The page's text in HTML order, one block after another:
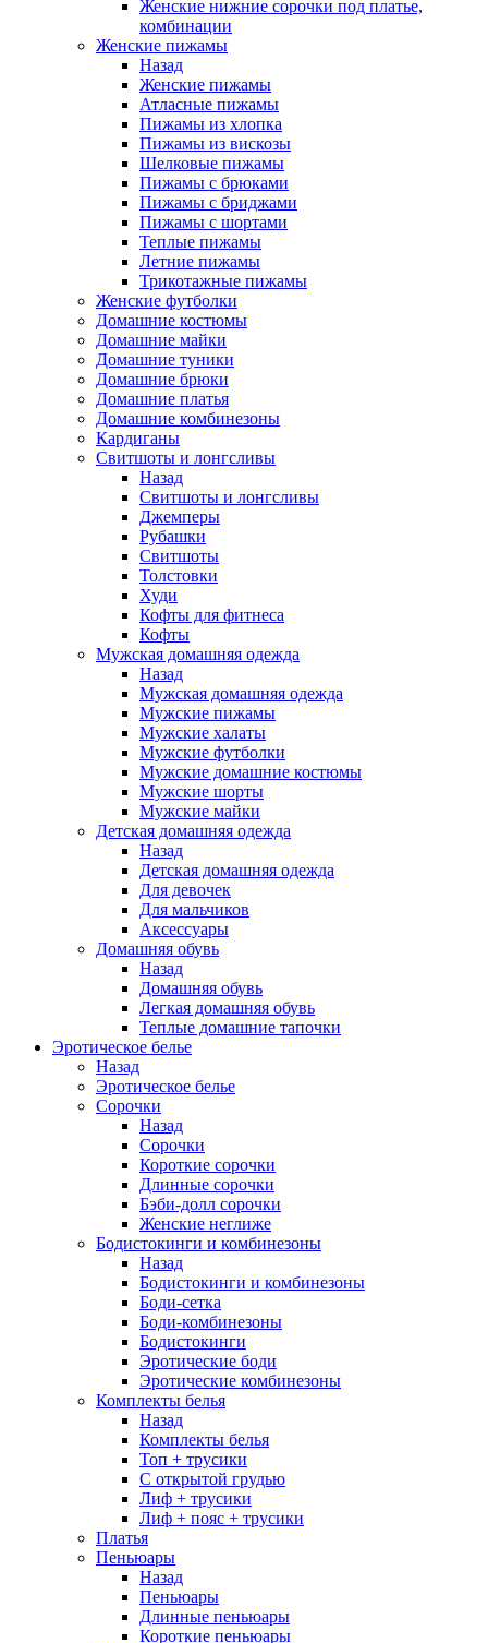
Женские нижние сорочки под платье,
комбинации
Женские пижамы
Назад
Женские пижамы
Атласные пижамы
Пижамы из хлопка
Пижамы из вискозы
Шелковые пижамы
Пижамы с брюками
Пижамы с бриджами
Пижамы с шортами
Теплые пижамы
Летние пижамы
Трикотажные пижамы
Женские футболки
Домашние костюмы
Домашние майки
Домашние туники
Домашние брюки
Домашние платья
Домашние комбинезоны
Кардиганы
Свитшоты и лонгсливы
Назад
Свитшоты и лонгсливы
Джемперы
Рубашки
Свитшоты
Толстовки
Худи
Кофты для фитнеса
Кофты
Мужская домашняя одежда
Назад
Мужская домашняя одежда
Мужские пижамы
Мужские халаты
Мужские футболки
Мужские домашние костюмы
Мужские шорты
Мужские майки
Детская домашняя одежда
Назад
Детская домашняя одежда
Для девочек
Для мальчиков
Аксессуары
Домашняя обувь
Назад
Домашняя обувь
Легкая домашняя обувь
Теплые домашние тапочки
Эротическое белье
Назад
Эротическое белье
Сорочки
Назад
Сорочки
Короткие сорочки
Длинные сорочки
Бэби-долл сорочки
Женские неглиже
Бодистокинги и комбинезоны
Назад
Бодистокинги и комбинезоны
Боди-сетка
Боди-комбинезоны
Бодистокинги
Эротические боди
Эротические комбинезоны
Комплекты белья
Назад
Комплекты белья
Топ + трусики
С открытой грудью
Лиф + трусики
Лиф + пояс + трусики
Платья
Пеньюары
Назад
Пеньюары
Длинные пеньюары
Короткие пеньюары